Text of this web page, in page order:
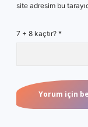
site adresim bu
7 + 8 kaçtır? *